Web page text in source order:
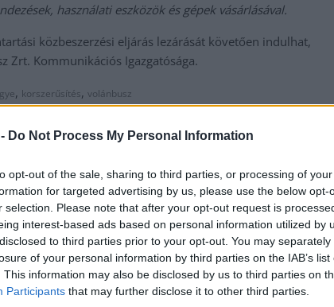
Do Not Process My Personal Information
opt-out of the sale, sharing to third parties, or processing of
for targeted advertising by us, please use the below opt-
selection. Please note that after your opt-out request is
interest-based ads based on personal information utilized by
to third parties prior to your opt-out. You may
of your personal information by third parties on the IAB’s list
This information may also be disclosed by us to third parties on
Participants that may further disclose it to other third parties.
használati eszközök és gépek vásárlásával.
közbeszerzési eljárás lezárását követően indulhat,
Zrt. Kommunikációs Igazgatósága.
, korszerűsítés, volánbusz
Kiugrott a hetedikről a 16 éves fiú, azonnal meghalt